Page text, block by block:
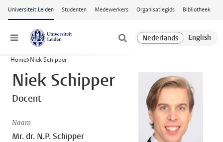
Ga naar hoofdinhoud
Universiteit Leiden Studenten Medewerkers Organisatiegids Bibliotheek
Menu
Home Niek Schipper
Niek Schipper
Docent
Naam
Mr. dr. N.P. Schipper